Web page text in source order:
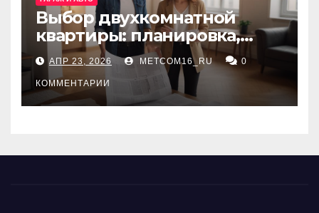
Выбор двухкомнатной
квартиры: планировка,
состояние жилья и
проверка документов
АПР 23, 2026 METCOM16_RU 0
КОММЕНТАРИИ